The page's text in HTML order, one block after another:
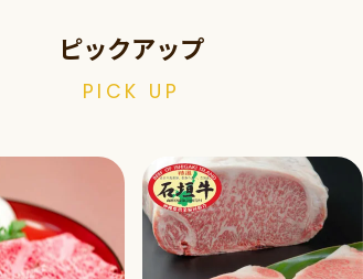
ピックアップ
PICK UP